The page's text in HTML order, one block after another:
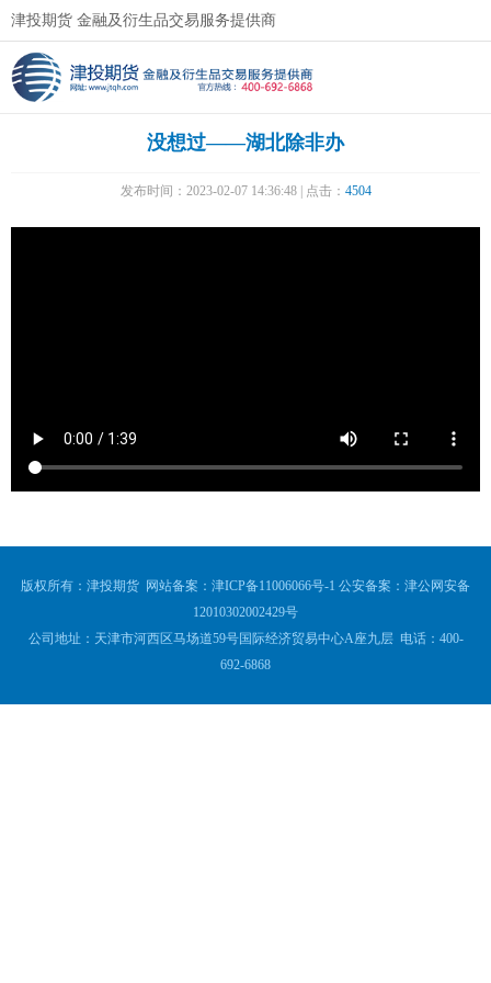
津投期货 金融及衍生品交易服务提供商
没想过——湖北除非办
发布时间：2023-02-07 14:36:48 | 点击： 4504
版权所有：津投期货 网站备案： 津ICP备11006066号-1 公安备案： 津公网安备
12010302002429号
公司地址：天津市河西区马场道59号国际经济贸易中心A座九层 电话：400-
692-6868